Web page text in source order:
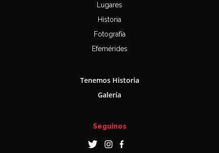
Lugares
Historia
Fotografía
Efemérides
Tenemos Historia
Galería
Seguinos